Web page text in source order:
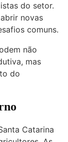
do setor.
novas
comuns.
não
mas
do
Catarina